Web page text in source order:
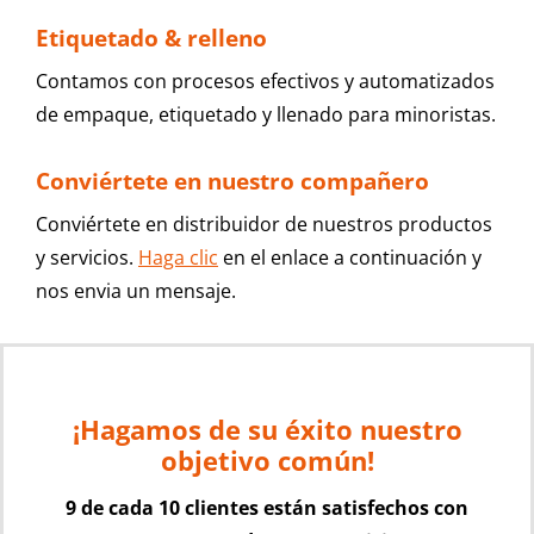
Etiquetado & relleno
Contamos con procesos efectivos y automatizados
de empaque, etiquetado y llenado para minoristas.
Conviértete en nuestro compañero
Conviértete en distribuidor de nuestros productos
y servicios. Haga clic en el enlace a continuación y
nos envia un mensaje.
¡Hagamos de su éxito nuestro
objetivo común!
9 de cada 10 clientes están satisfechos con